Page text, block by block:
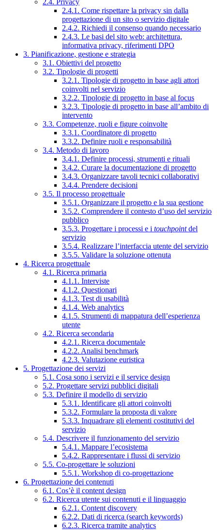
2.4. Privacy
2.4.1. Come rispettare la privacy sin dalla
progettazione di un sito o servizio digitale
2.4.2. Richiedi il consenso quando necessario
2.4.3. Le basi del sito web: architettura,
informativa privacy, riferimenti DPO
3. Pianificazione, gestione e strategia
3.1. Obiettivi del progetto
3.2. Tipologie di progetti
3.2.1. Tipologie di progetto in base agli attori
coinvolti nel servizio
3.2.2. Tipologie di progetto in base al focus
3.2.3. Tipologie di progetto in base all’ambito di
intervento
3.3. Competenze, ruoli e figure coinvolte
3.3.1. Coordinatore di progetto
3.3.2. Definire ruoli e responsabilità
3.4. Metodo di lavoro
3.4.1. Definire processi, strumenti e rituali
3.4.2. Curare la documentazione di progetto
3.4.3. Organizzare tavoli tecnici collaborativi
3.4.4. Prendere decisioni
3.5. Il processo progettuale
3.5.1. Organizzare il progetto e la sua gestione
3.5.2. Comprendere il contesto d’uso del servizio
pubblico
3.5.3. Progettare i processi e i touchpointdel
servizio
3.5.4. Realizzare l’interfaccia utente del servizio
3.5.5. Validare la soluzione ottenuta
4. Ricerca progettuale
4.1. Ricerca primaria
4.1.1. Interviste
4.1.2. Questionari
4.1.3. Test di usabilità
4.1.4. Web analytics
4.1.5. Strumenti di mappatura dell’esperienza
utente
4.2. Ricerca secondaria
4.2.1. Ricerca documentale
4.2.2. Analisi benchmark
4.2.3. Valutazione euristica
5. Progettazione dei servizi
5.1. Cosa sono i servizi e il service design
5.2. Progettare servizi pubblici digitali
5.3. Definire il modello di servizio
5.3.1. Identificare gli attori coinvolti
5.3.2. Formulare la proposta di valore
5.3.3. Inquadrare gli elementi costitutivi del
servizio
5.4. Descrivere il funzionamento del servizio
5.4.1. Mappare l’ecosistema
5.4.2. Rappresentare i flussi di servizio
5.5. Co-progettare le soluzioni
5.5.1. Workshop di co-progettazione
6. Progettazione dei contenuti
6.1. Cos’è il content design
6.2. Ricerca utente sui contenuti e il linguaggio
6.2.1. Content discovery
6.2.2. Dati di ricerca (search keywords)
6.2.3. Ricerca tramite analytics